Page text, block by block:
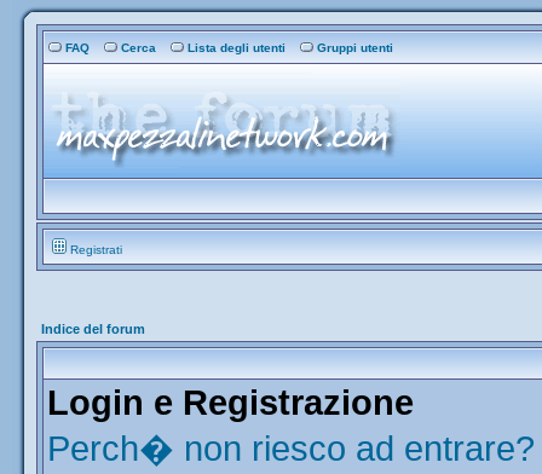
FAQ Cerca Lista degli utenti Gruppi utenti
Registrati
Indice del forum
Login e Registrazione
Perch� non riesco ad entrare?